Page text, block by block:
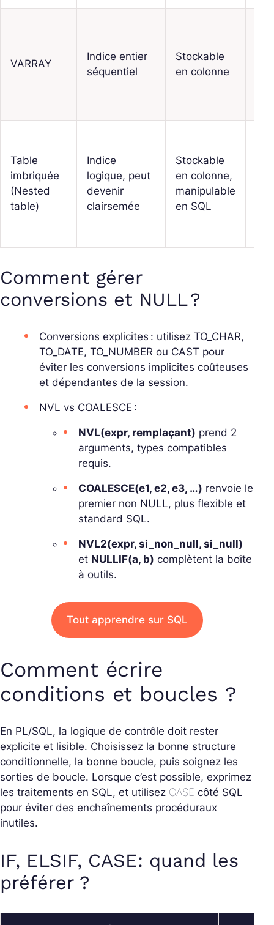
VARRAY
Indice entier
séquentiel
Stockable
en colonne
Table
imbriquée
(Nested
table)
Indice
logique, peut
devenir
clairsemée
Stockable
en colonne,
manipulable
en SQL
Comment gérer
conversions et NULL ?
Conversions explicites : utilisez TO_CHAR,
TO_DATE, TO_NUMBER ou CAST pour
éviter les conversions implicites coûteuses
et dépendantes de la session.
NVL vs COALESCE :
NVL(expr, remplaçant) prend 2
arguments, types compatibles
requis.
COALESCE(e1, e2, e3, …) renvoie le
premier non NULL, plus flexible et
standard SQL.
NVL2(expr, si_non_null, si_null)
et NULLIF(a, b) complètent la boîte
à outils.
Tout apprendre sur SQL
Comment écrire
conditions et boucles ?
En PL/SQL, la logique de contrôle doit rester
explicite et lisible. Choisissez la bonne structure
conditionnelle, la bonne boucle, puis soignez les
sorties de boucle. Lorsque c’est possible, exprimez
les traitements en SQL, et utilisez CASE côté SQL
pour éviter des enchaînements procéduraux
inutiles.
IF, ELSIF, CASE: quand les
préférer ?